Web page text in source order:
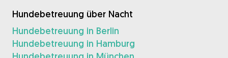
Hundebetreuung über Nacht
Hundebetreuung in Berlin
Hundebetreuung in Hamburg